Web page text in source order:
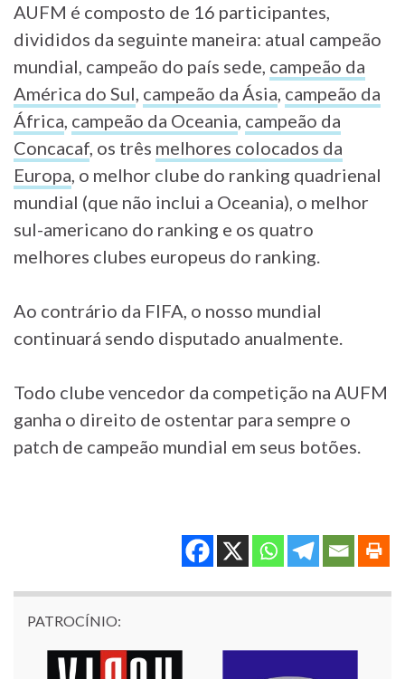
AUFM é composto de 16 participantes,
divididos da seguinte maneira: atual campeão
mundial, campeão do país sede, campeão da
América do Sul, campeão da Ásia, campeão da
África, campeão da Oceania, campeão da
Concacaf, os três melhores colocados da
Europa, o melhor clube do ranking quadrienal
mundial (que não inclui a Oceania), o melhor
sul-americano do ranking e os quatro
melhores clubes europeus do ranking.
Ao contrário da FIFA, o nosso mundial
continuará sendo disputado anualmente.
Todo clube vencedor da competição na AUFM
ganha o direito de ostentar para sempre o
patch de campeão mundial em seus botões.
PATROCÍNIO: